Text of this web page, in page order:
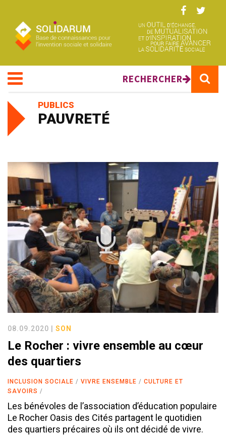
RECHERCHER
PUBLICS
PAUVRETÉ
08.09.2020 | SON
Le Rocher : vivre ensemble au cœur
des quartiers
INCLUSION SOCIALE VIVRE ENSEMBLE
CULTURE ET
SAVOIRS
Les bénévoles de l’association d’éducation populaire
Le Rocher Oasis des Cités partagent le quotidien
des quartiers précaires où ils ont décidé de vivre.